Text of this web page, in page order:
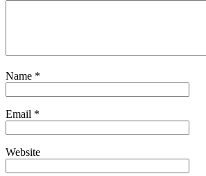
Name *
Email *
Website